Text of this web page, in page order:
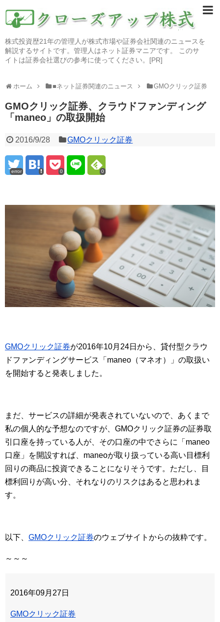
株式投資歴21年の管理人が株式市場や証券会社関連のニュースを
解説するサイトです。管理人はネット証券マニアです。 このサ
イトは証券会社選びの参考に使ってください。[PR]
ホーム ■ネット証券関連のニュース GMOクリック証券
GMOクリック証券、クラウドファンディング
「maneo」の取扱開始
2016/9/28 GMOクリック証券
error 0 0
GMOクリック証券が2016年10月24日から、貸付型クラウ
ドファンディングサービス「maneo（マネオ）」の取扱い
を開始すると発表しました。
まだ、サービスの詳細が発表されていないので、あくまで
私の個人的な予想なのですが、GMOクリック証券の証券取
引口座を持っている人が、その口座の中でさらに「maneo
口座」を開設すれば、maneoが取り扱っている高い目標利
回りの商品に投資できることになりそうです。ただし、目
標利回りが高い分、それなりのリスクはあると思われま
す。
以下、 GMOクリック証券のウェブサイトからの抜粋です。
～～～
2016年09月27日
GMOクリック証券